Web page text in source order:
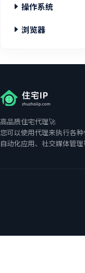
什么是住宅代理？
受限目标网站
MoreLogin
Dolphin Anty
操作系统
在Mac中配置住宅代
浏览器
在谷歌浏览器中配
高品质住宅代理🚀
您可以使用代理来执行各种
自动化应用、社交媒体管理